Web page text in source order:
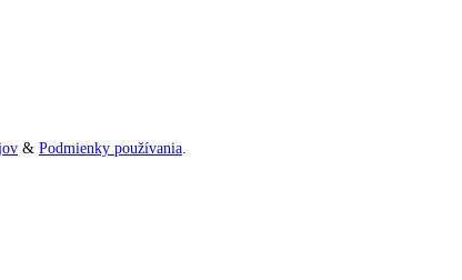
& Podmienky používania.